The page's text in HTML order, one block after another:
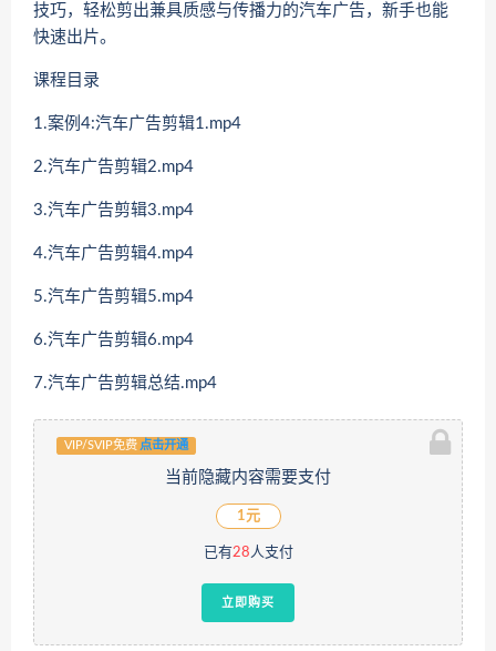
技巧，轻松剪出兼具质感与传播力的汽车广告，新手也能
快速出片。
课程目录
1.案例4:汽车广告剪辑1.mp4
2.汽车广告剪辑2.mp4
3.汽车广告剪辑3.mp4
4.汽车广告剪辑4.mp4
5.汽车广告剪辑5.mp4
6.汽车广告剪辑6.mp4
7.汽车广告剪辑总结.mp4
VIP/SVIP免费 点击开通
当前隐藏内容需要支付
1元
已有28人支付
立即购买